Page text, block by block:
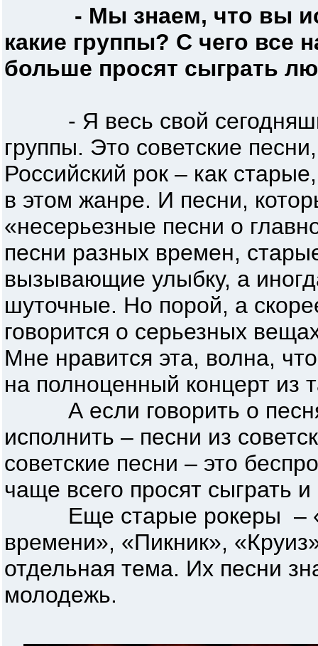
- Мы знаем, что вы
какие группы? С чего все
больше просят сыграть
- Я весь свой
группы. Это советские
Российский рок – как
в этом жанре. И песни,
«несерьезные песни о
песни разных времен,
вызывающие улыбку, а
шуточные. Но порой, а
говорится о серьезных
Мне нравится эта, волна,
на полноценный концерт из
А если говорить о
исполнить – песни из
советские песни – это
чаще всего просят сыграть
Еще старые рокеры –
времени», «Пикник»,
отдельная тема. Их песни
молодежь.